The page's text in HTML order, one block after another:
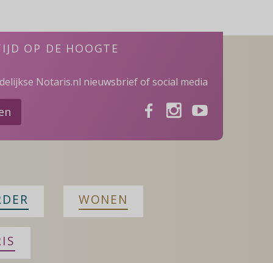
OP DE HOOGTE
Notaris.nl nieuwsbrief of social media
FacebookInstagram
Youtube
WONEN